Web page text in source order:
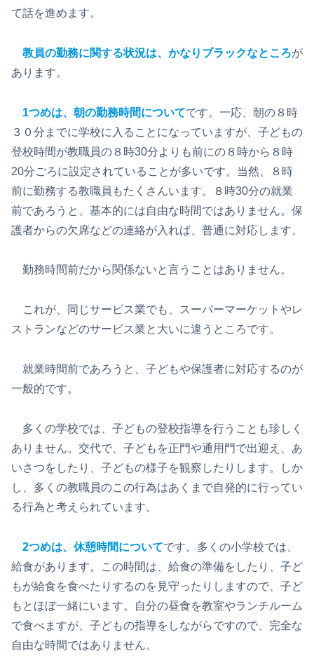
て話を進めます。
教員の勤務に関する状況は、かなりブラックなところが
あります。
1つめは、朝の勤務時間についてです。一応、朝の８時
３０分までに学校に入ることになっていますが、子どもの
登校時間が教職員の８時30分よりも前にの８時から８時
20分ごろに設定されていることが多いです。当然、８時
前に勤務する教職員もたくさんいます。８時30分の就業
前であろうと、基本的には自由な時間ではありません。保
護者からの欠席などの連絡が入れば、普通に対応します。
勤務時間前だから関係ないと言うことはありません。
これが、同じサービス業でも、スーパーマーケットやレ
ストランなどのサービス業と大いに違うところです。
就業時間前であろうと、子どもや保護者に対応するのが
一般的です。
多くの学校では、子どもの登校指導を行うことも珍しく
ありません。交代で、子どもを正門や通用門で出迎え、あ
いさつをしたり、子どもの様子を観察したりします。しか
し、多くの教職員のこの行為はあくまで自発的に行ってい
る行為と考えられています。
2つめは、休憩時間についてです。多くの小学校では、
給食があります。この時間は、給食の準備をしたり、子ど
もが給食を食べたりするのを見守ったりしますので、子ど
もとほぼ一緒にいます。自分の昼食を教室やランチルーム
で食べますが、子どもの指導をしながらですので、完全な
自由な時間ではありません。